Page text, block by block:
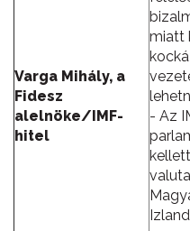
Varga Mihály, a
Fidesz
alelnöke/IMF-
hitel
miatt
- Az